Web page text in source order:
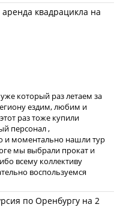
который раз летаем за
ездим, любим и
раз тоже купили
персонал ,
и моментально нашли тур
мы выбрали прокат и
всему коллективу
воспользуемся